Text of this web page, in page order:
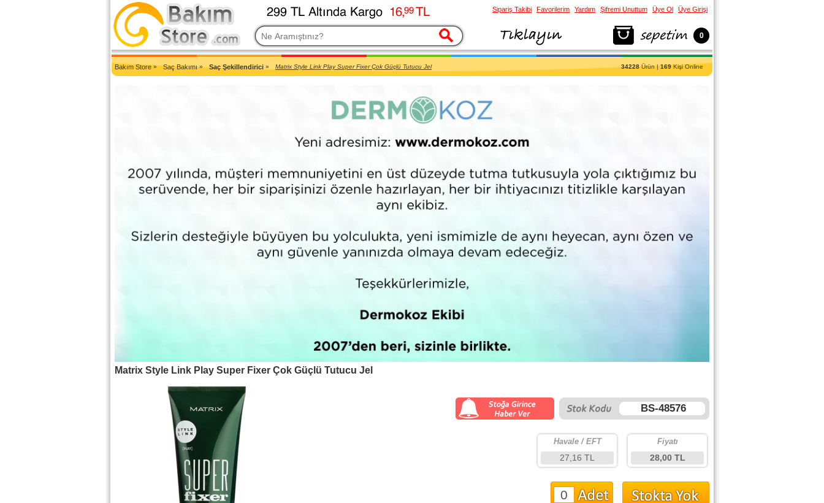
2007'den Beri Türkiye'nin En Güncel Bakım Ürünleri Eczane Sitesi
Bakım Store» Saç Bakımı» Saç Şekillendirici » Matrix Style Link Play Super Fixer Çok Güçlü Tutucu Jel 34228Ürün |169Kişi Online
Matrix Style Link Play Super Fixer Çok Güçlü Tutucu Jel
BS-48576
Fiyatı
28,00 TL
Havale / EFT
27,16 TL
Sipariş Takibi Favorilerim Yardım Şifremi Unuttum Üye Ol Üye Girişi
0